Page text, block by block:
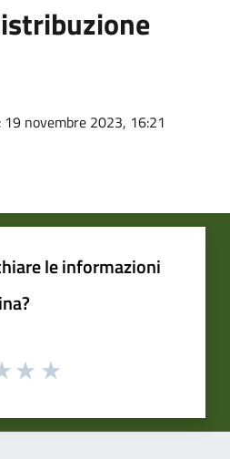
: 19 novembre 2023, 16:21
le informazioni